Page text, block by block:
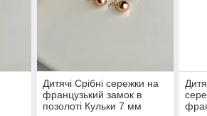
Дитячі Срібні сережки на
французький замок в
позолоті Кульки 7 мм